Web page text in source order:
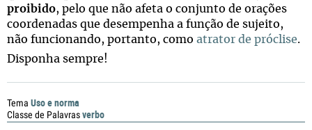
proibido, pelo que não afeta o conjunto de orações
coordenadas que desempenha a função de sujeito,
não funcionando, portanto, como atrator de próclise.
Disponha sempre!
Tema Uso e norma
Classe de Palavrasverbo